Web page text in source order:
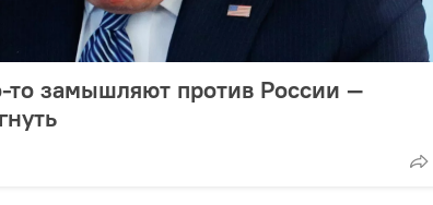
то замышляют против России —